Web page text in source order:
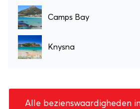
Camps Bay
Knysna
Alle bezienswaardigheden